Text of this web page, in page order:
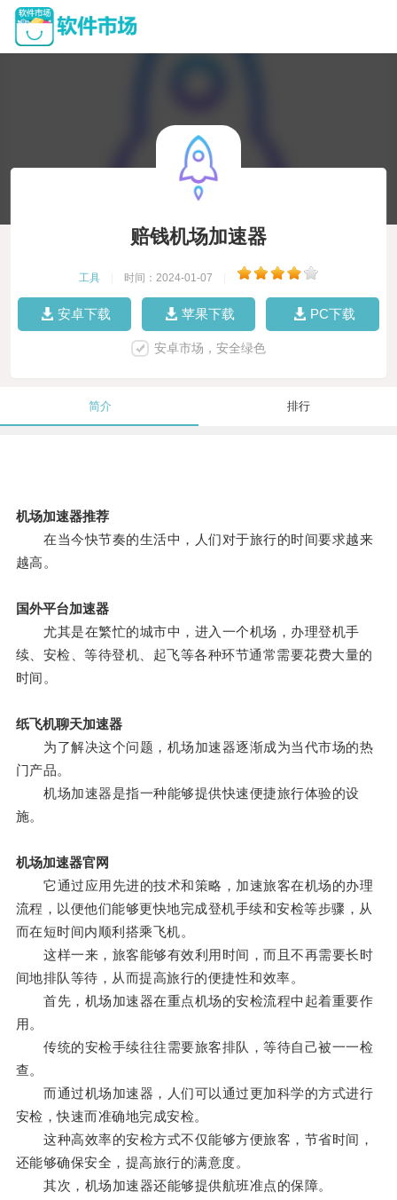
赔钱机场加速器
工具 时间：2024-01-07
安卓下载 苹果下载 PC下载
安卓市场，安全绿色
简介 排行
机场加速器推荐
在当今快节奏的生活中，人们对于旅行的时间要求越来
越高。
国外平台加速器
尤其是在繁忙的城市中，进入一个机场，办理登机手
续、安检、等待登机、起飞等各种环节通常需要花费大量的
时间。
纸飞机聊天加速器
为了解决这个问题，机场加速器逐渐成为当代市场的热
门产品。
机场加速器是指一种能够提供快速便捷旅行体验的设
施。
机场加速器官网
它通过应用先进的技术和策略，加速旅客在机场的办理
流程，以便他们能够更快地完成登机手续和安检等步骤，从
而在短时间内顺利搭乘飞机。
这样一来，旅客能够有效利用时间，而且不再需要长时
间地排队等待，从而提高旅行的便捷性和效率。
首先，机场加速器在重点机场的安检流程中起着重要作
用。
传统的安检手续往往需要旅客排队，等待自己被一一检
查。
而通过机场加速器，人们可以通过更加科学的方式进行
安检，快速而准确地完成安检。
这种高效率的安检方式不仅能够方便旅客，节省时间，
还能够确保安全，提高旅行的满意度。
其次，机场加速器还能够提供航班准点的保障。